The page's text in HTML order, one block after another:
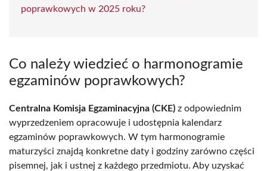
poprawkowych w 2025 roku?
Co należy wiedzieć o harmonogramie
egzaminów poprawkowych?
Centralna Komisja Egzaminacyjna (CKE) z odpowiednim
wyprzedzeniem opracowuje i udostępnia kalendarz
egzaminów poprawkowych. W tym harmonogramie
maturzyści znajdą konkretne daty i godziny zarówno części
pisemnej, jak i ustnej z każdego przedmiotu. Aby uzyskać